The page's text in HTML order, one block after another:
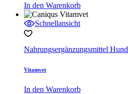
In den Warenkorb
Schnellansicht
Nahrungsergänzungsmittel Hund
Vitamvet
In den Warenkorb